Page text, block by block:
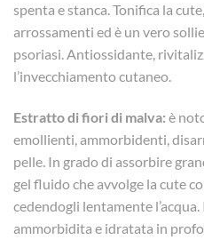
spenta e stanca. Tonifica la
arrossamenti ed è un vero
psoriasi. Antiossidante,
l’invecchiamento cutaneo.
Estratto di fiori di malva: è
emollienti, ammorbidenti,
pelle. In grado di assorbire
gel fluido che avvolge la cute
cedendogli lentamente
ammorbidita e idratata in